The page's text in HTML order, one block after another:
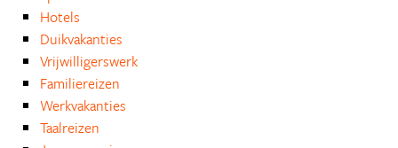
Hotels
Duikvakanties
Vrijwilligerswerk
Familiereizen
Werkvakanties
Taalreizen